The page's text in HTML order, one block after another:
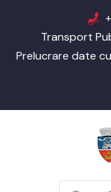
Transport
Prelucrare date